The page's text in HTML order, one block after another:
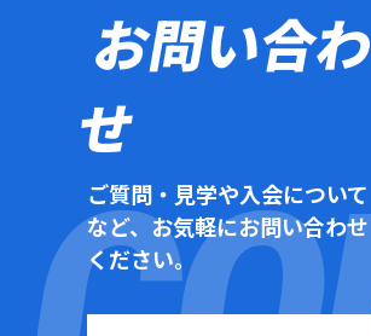
お問い合わ
せ
ご質問・見学や入会について
など、お気軽にお問い合わせ
ください。